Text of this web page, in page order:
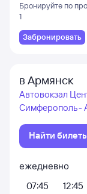
и Даламане
Бронируйте по
1
Забронировать
в Армянск
Автовокзал
Симферополь -
Найти
ежедневно
07:45
12:45